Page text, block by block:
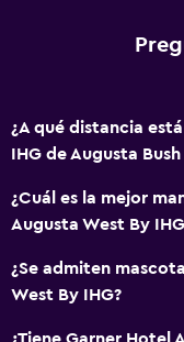
Salud y seguridad
Cámaras CCTV en el
Limpieza diaria
Botiquín de primeros
Cámaras CCTV en
¿A qué distancia
IHG de Augusta Bush
¿Cuál es la mejor
Augusta West By
¿Se admiten
West By IHG?
¿Tiene Garner Hotel